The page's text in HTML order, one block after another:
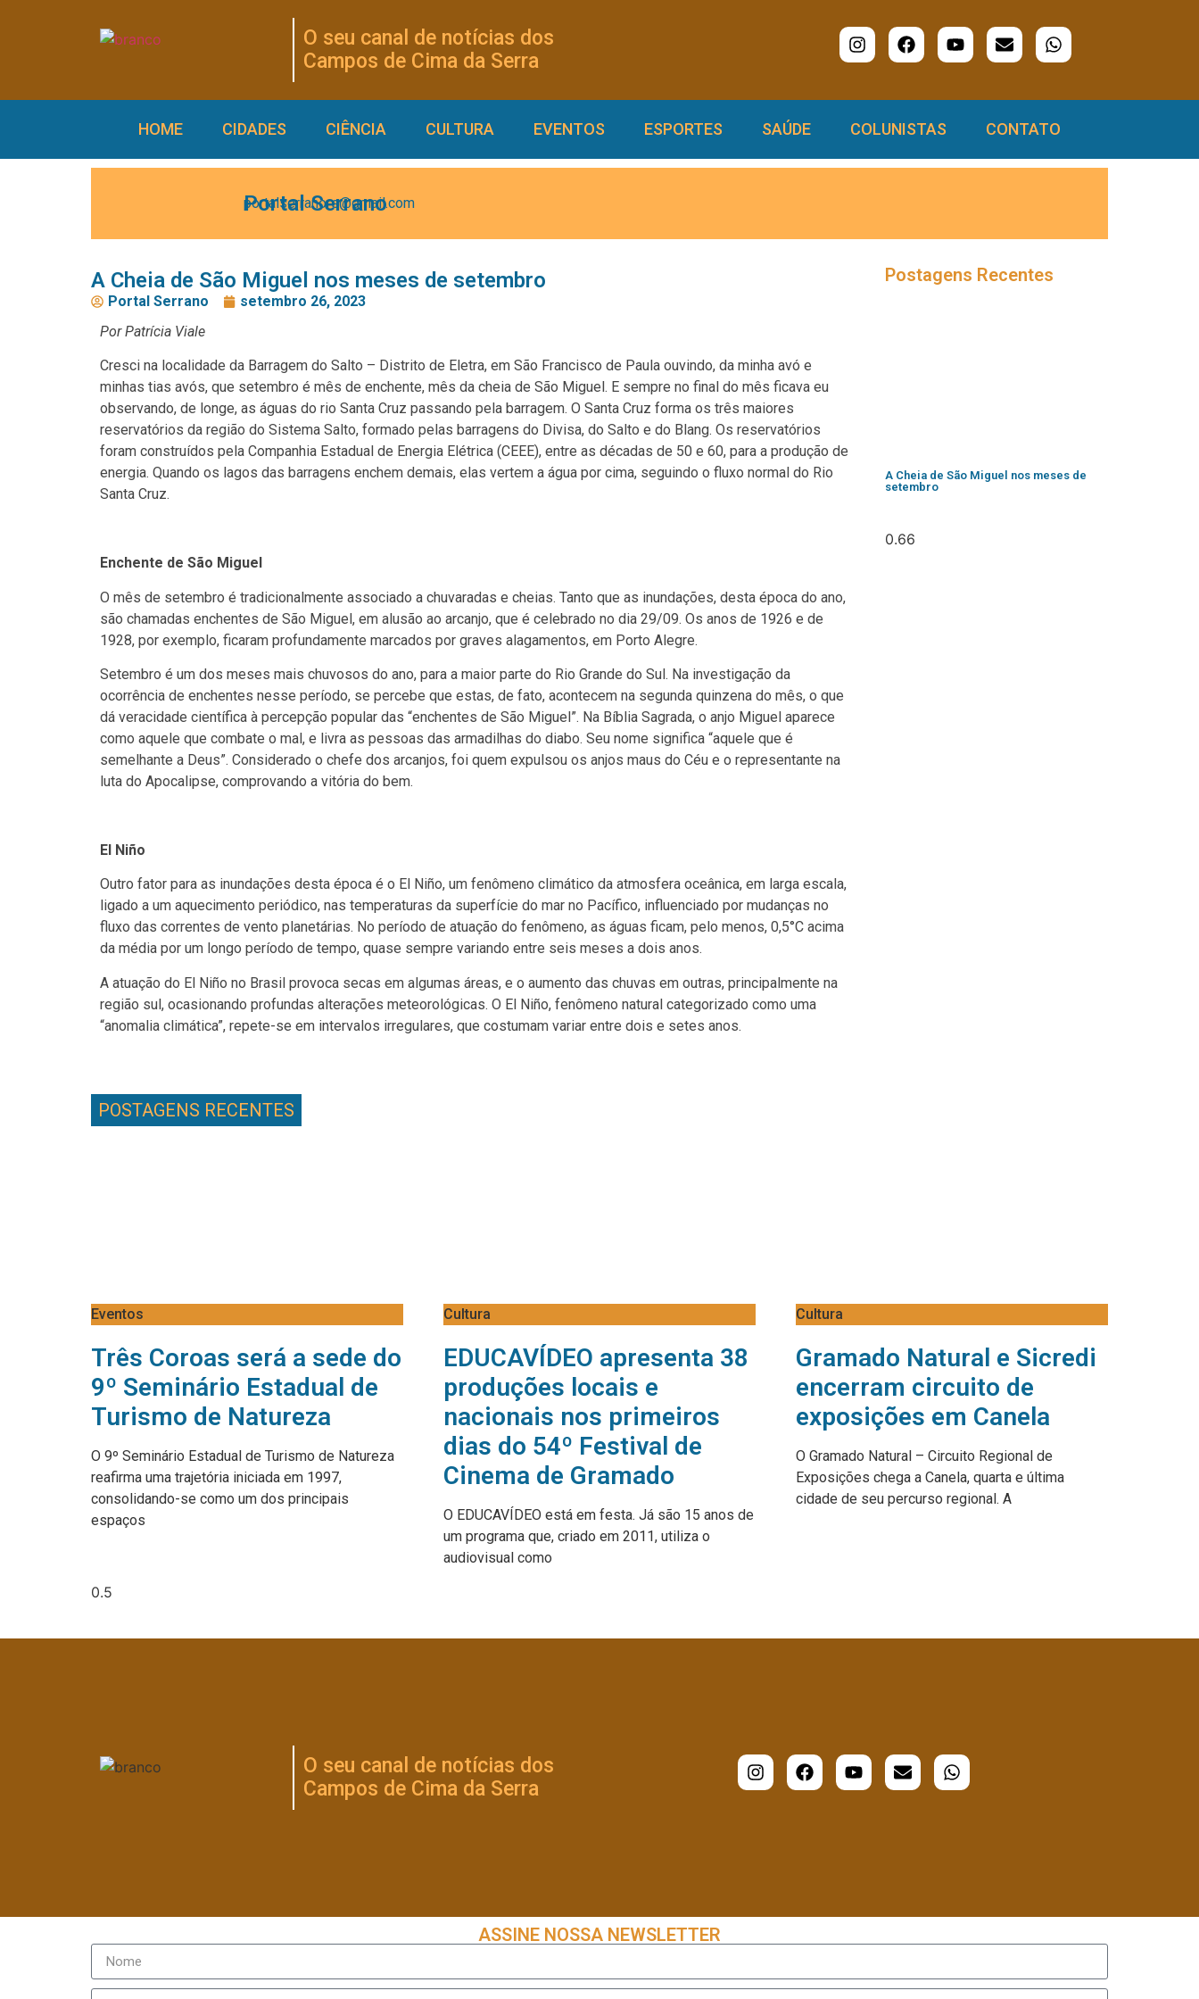
O seu canal de notícias dos
Campos de Cima da Serra
HOME CIDADES CIÊNCIA CULTURA EVENTOS ESPORTES SAÚDE COLUNISTAS CONTATO
Portal Serrano
portalserranors@gmail.com
A Cheia de São Miguel nos meses de setembro
Portal Serrano
setembro 26, 2023
Por Patrícia Viale
Cresci na localidade da Barragem do Salto – Distrito de Eletra, em São Francisco de Paula ouvindo, da minha avó e
minhas tias avós, que setembro é mês de enchente, mês da cheia de São Miguel. E sempre no final do mês ficava eu
observando, de longe, as águas do rio Santa Cruz passando pela barragem. O Santa Cruz forma os três maiores
reservatórios da região do Sistema Salto, formado pelas barragens do Divisa, do Salto e do Blang. Os reservatórios
foram construídos pela Companhia Estadual de Energia Elétrica (CEEE), entre as décadas de 50 e 60, para a produção de
energia. Quando os lagos das barragens enchem demais, elas vertem a água por cima, seguindo o fluxo normal do Rio
Santa Cruz.
Enchente de São Miguel
O mês de setembro é tradicionalmente associado a chuvaradas e cheias. Tanto que as inundações, desta época do ano,
são chamadas enchentes de São Miguel, em alusão ao arcanjo, que é celebrado no dia 29/09. Os anos de 1926 e de
1928, por exemplo, ficaram profundamente marcados por graves alagamentos, em Porto Alegre.
Setembro é um dos meses mais chuvosos do ano, para a maior parte do Rio Grande do Sul. Na investigação da
ocorrência de enchentes nesse período, se percebe que estas, de fato, acontecem na segunda quinzena do mês, o que
dá veracidade científica à percepção popular das “enchentes de São Miguel”. Na Bíblia Sagrada, o anjo Miguel aparece
como aquele que combate o mal, e livra as pessoas das armadilhas do diabo. Seu nome significa “aquele que é
semelhante a Deus”. Considerado o chefe dos arcanjos, foi quem expulsou os anjos maus do Céu e o representante na
luta do Apocalipse, comprovando a vitória do bem.
El Niño
Outro fator para as inundações desta época é o El Niño, um fenômeno climático da atmosfera oceânica, em larga escala,
ligado a um aquecimento periódico, nas temperaturas da superfície do mar no Pacífico, influenciado por mudanças no
fluxo das correntes de vento planetárias. No período de atuação do fenômeno, as águas ficam, pelo menos, 0,5°C acima
da média por um longo período de tempo, quase sempre variando entre seis meses a dois anos.
A atuação do El Niño no Brasil provoca secas em algumas áreas, e o aumento das chuvas em outras, principalmente na
região sul, ocasionando profundas alterações meteorológicas. O El Niño, fenômeno natural categorizado como uma
“anomalia climática”, repete-se em intervalos irregulares, que costumam variar entre dois e setes anos.
Postagens Recentes
A Cheia de São Miguel nos meses de
setembro
POSTAGENS RECENTES
Eventos
Três Coroas será a sede do
9º Seminário Estadual de
Turismo de Natureza
O 9º Seminário Estadual de Turismo de Natureza
reafirma uma trajetória iniciada em 1997,
consolidando-se como um dos principais
espaços
Cultura
EDUCAVÍDEO apresenta 38
produções locais e
nacionais nos primeiros
dias do 54º Festival de
Cinema de Gramado
O EDUCAVÍDEO está em festa. Já são 15 anos de
um programa que, criado em 2011, utiliza o
audiovisual como
Cultura
Gramado Natural e Sicredi
encerram circuito de
exposições em Canela
O Gramado Natural – Circuito Regional de
Exposições chega a Canela, quarta e última
cidade de seu percurso regional. A
O seu canal de notícias dos
Campos de Cima da Serra
ASSINE NOSSA NEWSLETTER